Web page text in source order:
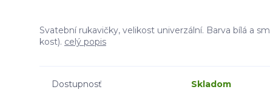
Svatební rukavičky, velikost univerzální. Barva bílá a
kost). celý popis
Dostupnosť Skladom